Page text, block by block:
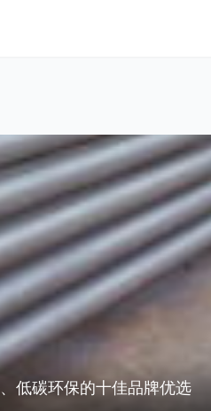
低碳环保的十佳品牌优选